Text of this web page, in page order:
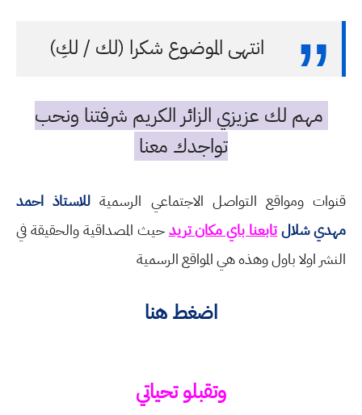
انتهى الموضوع شكرا (لك / لكِ)
مهم لك عزيزي الزائر الكريم شرفتنا ونحب
تواجدك معنا
قنوات ومواقع التواصل الاجتماعي الرسمية للاستاذ احمد
مهدي شلالتابعنا باي مكان تريدحيث المصداقية والحقيقة في
النشر اولا باول وهذه هي المواقع الرسمية
اضغط هنا
وتقبلو تحياتي